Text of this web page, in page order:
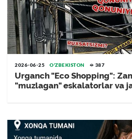
2026-06-25 O'ZBEKISTON 387
Urganch "Eco Shopping":
"muzlagan" eskalatorlar va